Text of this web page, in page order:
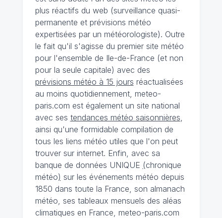
plus réactifs du web (surveillance quasi-
permanente et prévisions météo
expertisées par un météorologiste). Outre
le fait qu'il s'agisse du premier site météo
pour l'ensemble de Ile-de-France (et non
pour la seule capitale) avec des
prévisions météo à 15 jours réactualisées
au moins quotidiennement, meteo-
paris.com est également un site national
avec ses tendances météo saisonnières,
ainsi qu'une formidable compilation de
tous les liens météo utiles que l'on peut
trouver sur internet. Enfin, avec sa
banque de données UNIQUE (chronique
météo) sur les événements météo depuis
1850 dans toute la France, son almanach
météo, ses tableaux mensuels des aléas
climatiques en France, meteo-paris.com